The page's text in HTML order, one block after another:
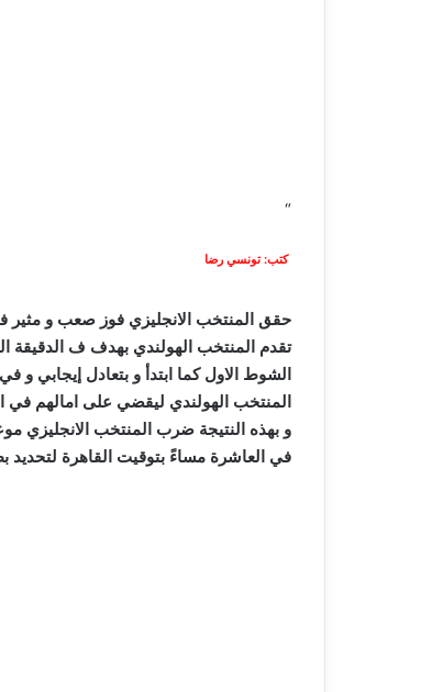
“
كتب: تونسي رضا
حقق المنتخب الانجليزي فوز صعب و مثير في
الشوط الاول كما ابتدأ و بتعادل إيجابي
المنتخب الهولندي ليقضي على امالهم في
و بهذه النتيجة ضرب المنتخب الانجليزي
في العاشرة مساءً بتوقيت القاهرة لتحديد بطل